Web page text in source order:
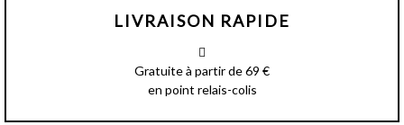
LIVRAISON RAPIDE
Gratuite à partir de 69 €
en point relais-colis